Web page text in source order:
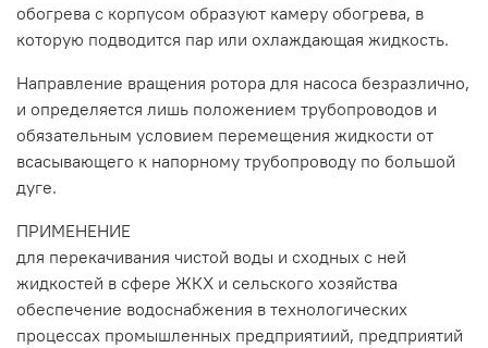
обогрева с корпусом образуют камеру обогрева, в
которую подводится пар или охлаждающая жидкость.
Направление вращения ротора для насоса безразлично,
и определяется лишь положением трубопроводов и
обязательным условием перемещения жидкости от
всасывающего к напорному трубопроводу по большой
дуге.
ПРИМЕНЕНИЕ
для перекачивания чистой воды и сходных с ней
жидкостей в сфере ЖКХ и сельского хозяйства
обеспечение водоснабжения в технологических
процессах промышленных предприятиий, предприятий